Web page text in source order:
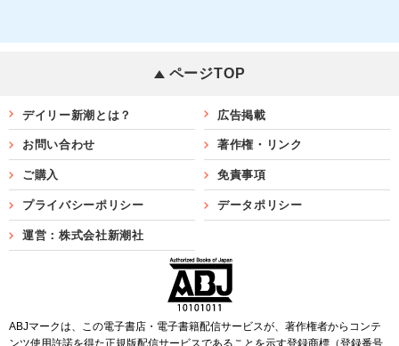
ページTOP
デイリー新潮とは？ 広告掲載
お問い合わせ 著作権・リンク
ご購入 免責事項
プライバシーポリシー データポリシー
運営：株式会社新潮社
ABJマークは、この電子書店・電子書籍配信サービスが、著作権者からコンテ
ンツ使用許諾を得た正規版配信サービスであることを示す登録商標（登録番号